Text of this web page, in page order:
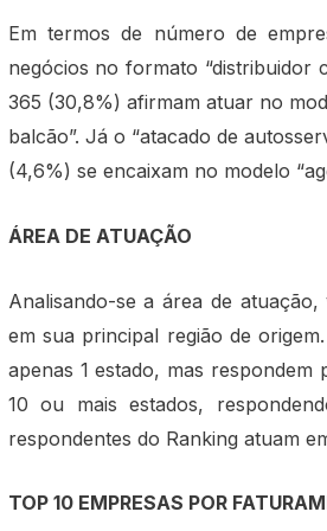
Em termos de número de
negócios no formato “distribuidor
365 (30,8%) afirmam atuar no
balcão”. Já o “atacado de
(4,6%) se encaixam no modelo
ÁREA DE ATUAÇÃO
Analisando-se a área de
em sua principal região de
apenas 1 estado, mas
10 ou mais estados,
respondentes do Ranking atuam
TOP 10 EMPRESAS POR